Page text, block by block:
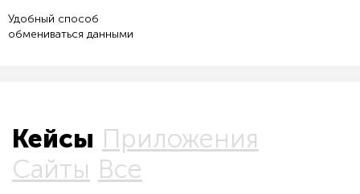
Удобный способ
обмениваться данными
Кейсы Приложения
Сайты Все